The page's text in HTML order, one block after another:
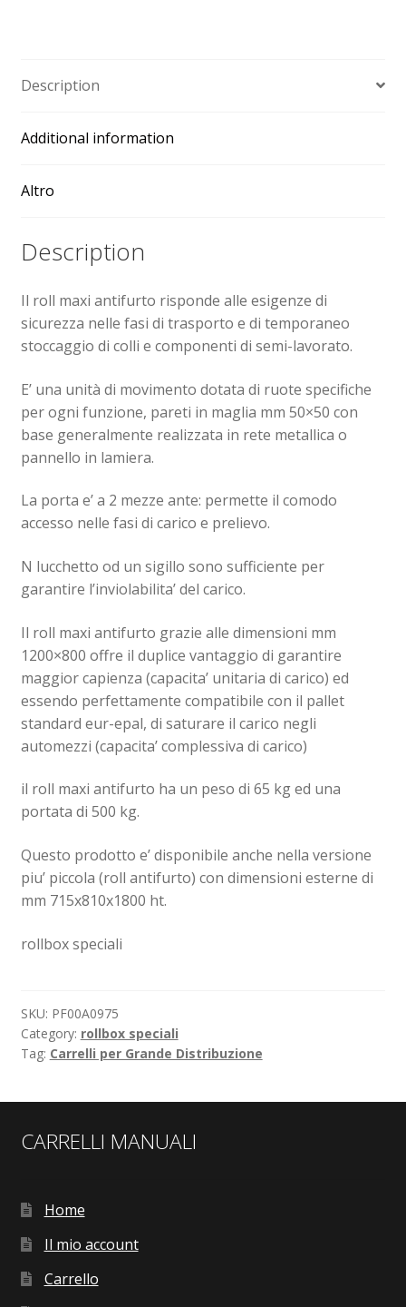
quantity
Description
Additional information
Altro
Description
Il roll maxi antifurto risponde alle esigenze di
sicurezza nelle fasi di trasporto e di temporaneo
stoccaggio di colli e componenti di semi-lavorato.
E’ una unità di movimento dotata di ruote specifiche
per ogni funzione, pareti in maglia mm 50×50 con
base generalmente realizzata in rete metallica o
pannello in lamiera.
La porta e’ a 2 mezze ante: permette il comodo
accesso nelle fasi di carico e prelievo.
N lucchetto od un sigillo sono sufficiente per
garantire l’inviolabilita’ del carico.
Il roll maxi antifurto grazie alle dimensioni mm
1200×800 offre il duplice vantaggio di garantire
maggior capienza (capacita’ unitaria di carico) ed
essendo perfettamente compatibile con il pallet
standard eur-epal, di saturare il carico negli
automezzi (capacita’ complessiva di carico)
il roll maxi antifurto ha un peso di 65 kg ed una
portata di 500 kg.
Questo prodotto e’ disponibile anche nella versione
piu’ piccola (roll antifurto) con dimensioni esterne di
mm 715x810x1800 ht.
rollbox speciali
SKU: PF00A0975
Category: rollbox speciali
Tag: Carrelli per Grande Distribuzione
CARRELLI MANUALI
Home
Il mio account
Carrello